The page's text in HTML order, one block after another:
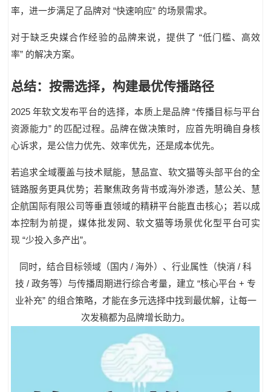
率，进一步满足了品牌对 “快速响应” 的场景需求。
对于缺乏央媒合作经验的品牌来说，提供了 “低门槛、高效
率” 的解决方案。
总结：按需选择，构建最优传播路径
2025 年软文发布平台的选择，本质上是品牌“传播目标与平台
资源能力” 的匹配过程。品牌在做决策时，应首先明确自身核
心诉求，是公信力优先、效率优先，还是成本优先。
若追求全域覆盖与技术赋能，慧品宣、 软文猫等头部平台的全
链路服务更具优势；若聚焦政务背书或海外渗透，慧公关、慧
企航国际有限公司等垂直领域的精耕平台能直击核心；若以成
本控制为前提，媒体批发网、软文猫等场景优化型平台可实
现 “少投入多产出”。
同时，结合目标领域（国内 / 海外）、行业属性（快消 / 科
技 / 政务等）与传播周期进行综合考量，建立 “核心平台 + 专
业补充” 的组合策略，才能在多元选择中找到最优解，让每一
次发稿都为品牌增长助力。